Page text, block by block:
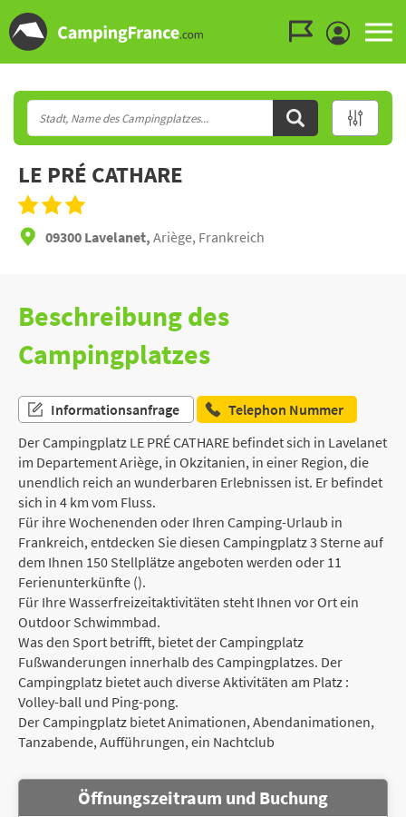
LE PRÉ CATHARE
09300 Lavelanet, Ariège, Frankreich
Beschreibung des
Campingplatzes
Informationsanfrage
Telephon Nummer
Der Campingplatz LE PRÉ CATHARE befindet sich in Lavelanet
im Departement Ariège, in Okzitanien, in einer Region, die
unendlich reich an wunderbaren Erlebnissen ist. Er befindet
sich in 4 km vom Fluss.
Für ihre Wochenenden oder Ihren Camping-Urlaub in
Frankreich, entdecken Sie diesen Campingplatz 3 Sterne auf
dem Ihnen 150 Stellplätze angeboten werden oder 11
Ferienunterkünfte ().
Für Ihre Wasserfreizeitaktivitäten steht Ihnen vor Ort ein
Outdoor Schwimmbad.
Was den Sport betrifft, bietet der Campingplatz
Fußwanderungen innerhalb des Campingplatzes. Der
Campingplatz bietet auch diverse Aktivitäten am Platz :
Volley-ball und Ping-pong.
Der Campingplatz bietet Animationen, Abendanimationen,
Tanzabende, Aufführungen, ein Nachtclub
Öffnungszeitraum und Buchung